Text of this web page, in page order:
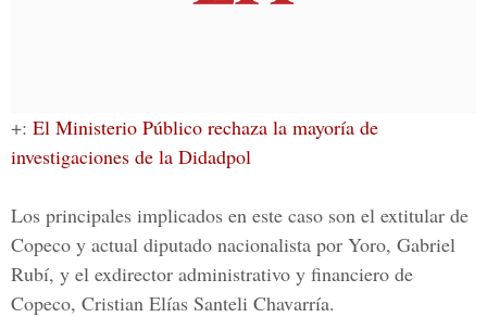
+: El Ministerio Público rechaza la mayoría de
investigaciones de la Didadpol
Los principales implicados en este caso son el extitular de
Copeco y actual diputado nacionalista por Yoro, Gabriel
Rubí, y el exdirector administrativo y financiero de
Copeco, Cristian Elías Santeli Chavarría.